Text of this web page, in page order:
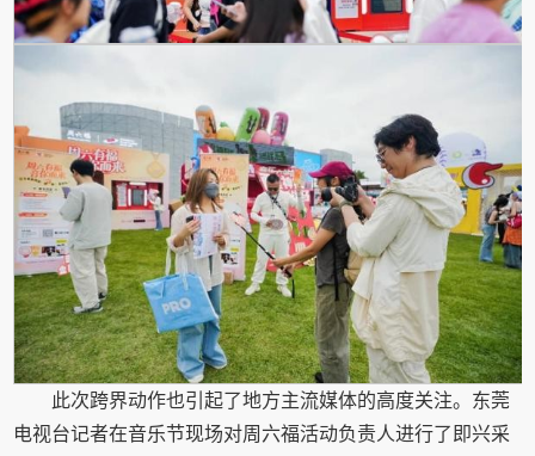
此次跨界动作也引起了地方主流媒体的高度关注。东莞
电视台记者在音乐节现场对周六福活动负责人进行了即兴采